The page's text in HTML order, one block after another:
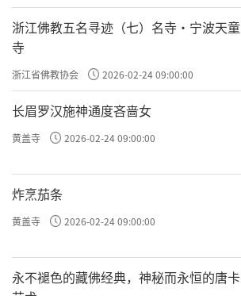
浙江佛教五名寻迹（七）名寺·宁波天童
寺
浙江省佛教协会 2026-02-24 09:00:00
长眉罗汉施神通度吝啬女
黄盖寺 2026-02-24 09:00:00
炸烹茄条
黄盖寺 2026-02-24 09:00:00
永不褪色的藏佛经典，神秘而永恒的唐卡